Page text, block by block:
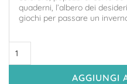
quaderni, l’albero dei
giochi per passare un
AGGIUNGI